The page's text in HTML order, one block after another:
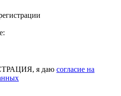
я даю согласие на